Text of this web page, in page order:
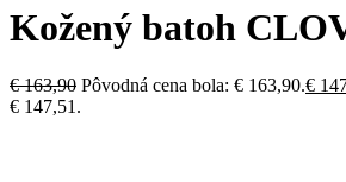
Kožený batoh
€163,90 Pôvodná cena bola: € 163,90.€
€ 147,51.